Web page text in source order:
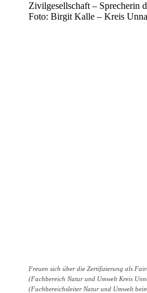
Freuen sich über die Zertifizierung als
(Fachbereich Natur und Umwelt Kreis
(Fachbereichsleiter Natur und Umwelt